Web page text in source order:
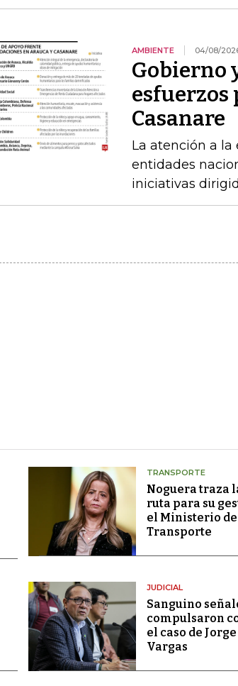
AMBIENTE 04/08/
Gobierno
esfuerzos
Casanare
La atención a
entidades
iniciativas
TRANSPORTE
Noguera traza
ruta para su
el Ministerio de
Transporte
JUDICIAL
Sanguino
compulsaron
el caso de
Vargas